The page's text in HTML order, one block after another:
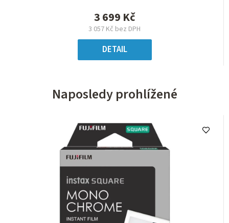
3 057 Kč bez DPH
3 699 Kč
DETAIL
Naposledy prohlížené